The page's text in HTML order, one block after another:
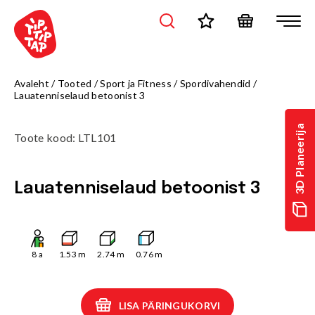
3D Planeerija
Avaleht / Tooted /Sport ja Fitness /Spordivahendid /
Lauatenniselaud betoonist 3
Toote kood: LTL101
Lauatenniselaud betoonist 3
8 a 1.53 m 2.74m 0.76m
LISA PÄRINGUKORVI